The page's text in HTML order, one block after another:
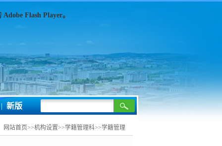
Flash Player。
| 新版
网站首页>>机构设置>>学籍管理科>>学籍管理